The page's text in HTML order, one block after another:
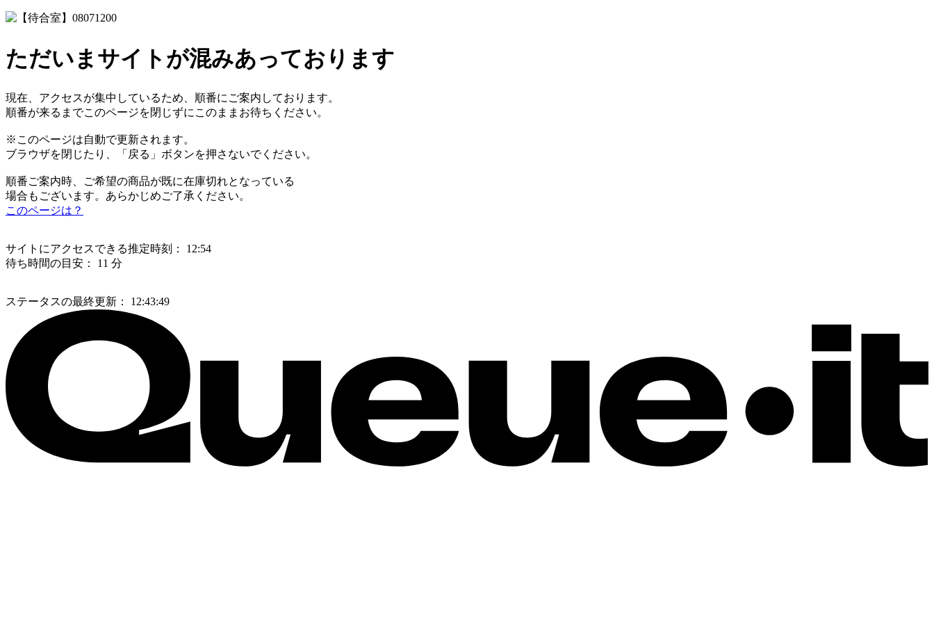
ただいまサイトが混みあっております
現在、アクセスが集中しているため、順番にご案内しております。
順番が来るまでこのページを閉じずにこのままお待ちください。
※このページは自動で更新されます。
ブラウザを閉じたり、「戻る」ボタンを押さないでください。
順番ご案内時、ご希望の商品が既に在庫切れとなっている
場合もございます。あらかじめご了承ください。
このページは？
サイトにアクセスできる推定時刻：
12:54
待ち時間の目安：
11 分
ステータスの最終更新： 12:43:49